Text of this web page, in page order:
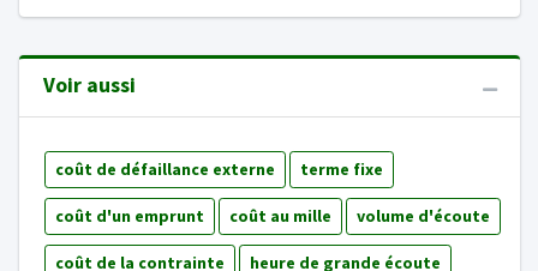
Voir aussi
coût de défaillance externe terme fixe
coût d'un emprunt coût au mille volume d'écoute
coût de la contrainte heure de grande écoute